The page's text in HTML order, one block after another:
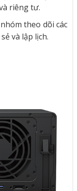
riêng tư.
theo dõi các
và lập lịch.